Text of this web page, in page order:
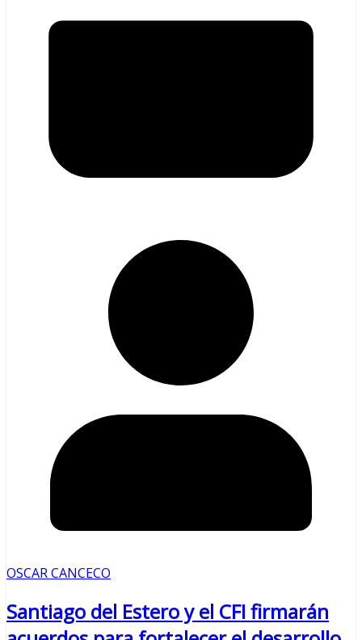
OSCAR CANCECO
Santiago del Estero y el CFI firmarán